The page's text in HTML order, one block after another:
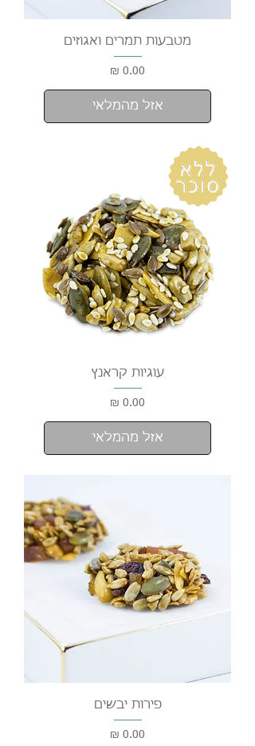
מטבעות תמרים ואגוזים
מחיר
אזל מהמלאי
עוגיות קראנץ
מחיר
אזל מהמלאי
פירות יבשים
מחיר